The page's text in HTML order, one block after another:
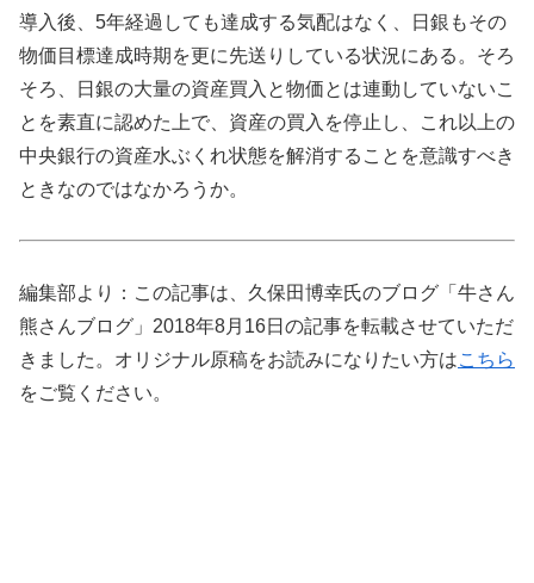
導入後、5年経過しても達成する気配はなく、日銀もその
物価目標達成時期を更に先送りしている状況にある。そろ
そろ、日銀の大量の資産買入と物価とは連動していないこ
とを素直に認めた上で、資産の買入を停止し、これ以上の
中央銀行の資産水ぶくれ状態を解消することを意識すべき
ときなのではなかろうか。
編集部より：この記事は、久保田博幸氏のブログ「牛さん
熊さんブログ」2018年8月16日の記事を転載させていただ
きました。オリジナル原稿をお読みになりたい方はこちら
をご覧ください。